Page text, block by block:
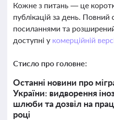
Кожне з питань — це
публікацій за день.
посиланнями та
доступні у комерційній
Стисло про головне:
Останні новини про
України: видворення
шлюби та дозвіл на
році